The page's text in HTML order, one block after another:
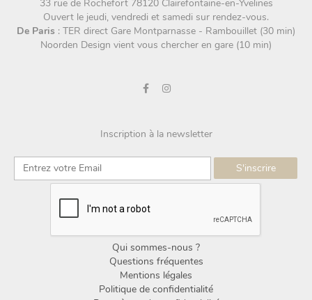
33 rue de Rochefort 78120 Clairefontaine-en-Yvelines
Ouvert le jeudi, vendredi et samedi sur rendez-vous.
De Paris : TER direct Gare Montparnasse - Rambouillet (30 min)
Noorden Design vient vous chercher en gare (10 min)
Inscription à la newsletter
Qui sommes-nous ?
Questions fréquentes
Mentions légales
Politique de confidentialité